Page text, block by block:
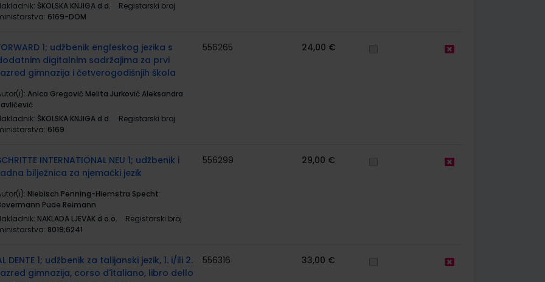
ŠKOLSKA KNJIGA d.d.
Registarski broj
6169-DOM
1; udžbenik engleskog jezika s
digitalnim sadržajima za prvi
gimnazija i četverogodišnjih škola
Anica Gregović Melita Jurković Aleksandra
ŠKOLSKA KNJIGA d.d.
Registarski broj
6169
556265 24,00 €
INTERNATIONAL NEU 1; udžbenik i
bilježnica za njemački jezik
Niebisch Penning-Hiemstra Specht
Pude Reimann
NAKLADA LJEVAK d.o.o.
Registarski broj
8019;6241
556299 29,00 €
DENTE 1; udžbenik za talijanski jezik, 1. i/ili 2.
gimnazija, corso d'italiano, libro dello
556316 33,00 €